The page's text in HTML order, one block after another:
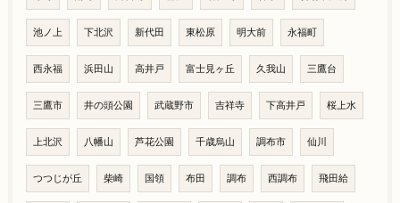
池ノ上 下北沢 新代田 東松原 明大前 永福町
西永福 浜田山 高井戸 富士見ヶ丘 久我山 三鷹台
三鷹市 井の頭公園 武蔵野市 吉祥寺 下高井戸 桜上水
上北沢 八幡山 芦花公園 千歳烏山 調布市 仙川
つつじが丘 柴崎 国領 布田 調布 西調布 飛田給